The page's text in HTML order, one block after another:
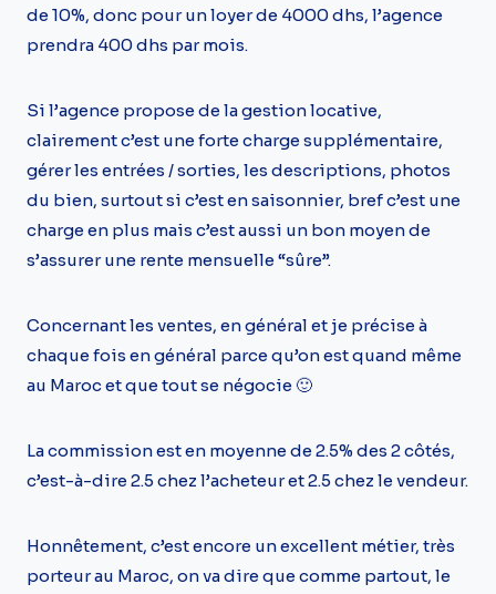
de 10%, donc pour un loyer de 4000 dhs, l’agence
prendra 400 dhs par mois.
Si l’agence propose de la gestion locative,
clairement c’est une forte charge supplémentaire,
gérer les entrées / sorties, les descriptions, photos
du bien, surtout si c’est en saisonnier, bref c’est une
charge en plus mais c’est aussi un bon moyen de
s’assurer une rente mensuelle “sûre”.
Concernant les ventes, en général et je précise à
chaque fois en général parce qu’on est quand même
au Maroc et que tout se négocie 🙂
La commission est en moyenne de 2.5% des 2 côtés,
c’est-à-dire 2.5 chez l’acheteur et 2.5 chez le vendeur.
Honnêtement, c’est encore un excellent métier, très
porteur au Maroc, on va dire que comme partout, le